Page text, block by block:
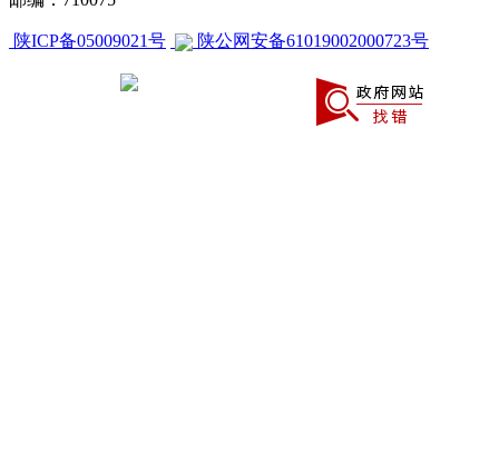
陕ICP备05009021号 陕公网安备61019002000723号